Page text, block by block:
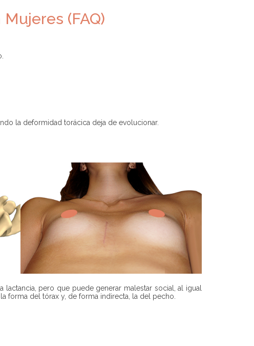
(FAQ)
la deformidad torácica deja de evolucionar.
pero que puede generar malestar social, al igual
forma del tórax y, de forma indirecta, la del pecho.